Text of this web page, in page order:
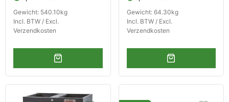
Gewicht: 540.10kg
Incl. BTW / Excl.
Verzendkosten
Gewicht: 64.30kg
Incl. BTW / Excl.
Verzendkosten